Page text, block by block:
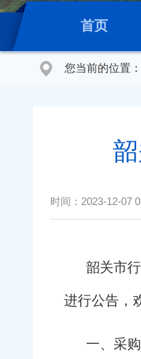
首页
您当前的位置：
时间： 2023-12-07
韶关市
进行公告，
一、采